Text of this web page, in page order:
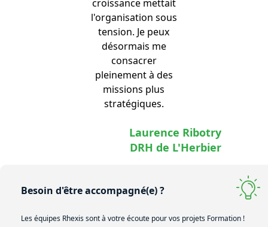
croissance mettait
l'organisation sous
tension. Je peux
désormais me
consacrer
pleinement à des
missions plus
stratégiques.
Laurence Ribotry
DRH de L'Herbier
Besoin d'être accompagné(e) ?
Les équipes Rhexis sont à votre écoute pour vos projets Formation !